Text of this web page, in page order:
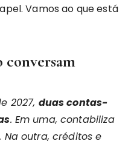
Vamos ao que está
conversam
2027, duas contas-
. Em uma, contabiliza
Na outra, créditos e